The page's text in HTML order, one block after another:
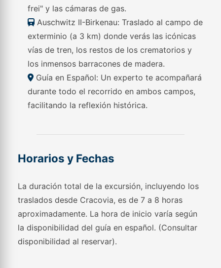
frei" y las cámaras de gas.
Auschwitz II-Birkenau: Traslado al campo de
exterminio (a 3 km) donde verás las icónicas
vías de tren, los restos de los crematorios y
los inmensos barracones de madera.
Guía en Español: Un experto te acompañará
durante todo el recorrido en ambos campos,
facilitando la reflexión histórica.
Horarios y Fechas
La duración total de la excursión, incluyendo los
traslados desde Cracovia, es de 7 a 8 horas
aproximadamente. La hora de inicio varía según
la disponibilidad del guía en español. (Consultar
disponibilidad al reservar).